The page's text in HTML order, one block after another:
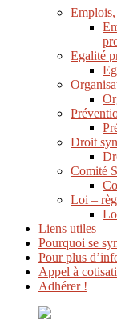
Emplois,
Egalité
Droit
Comité
Loi –
Liens utiles
Pourquoi se
Pour plus
Appel à
Adhérer !